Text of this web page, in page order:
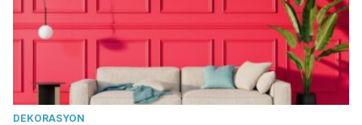
DEKORASYON